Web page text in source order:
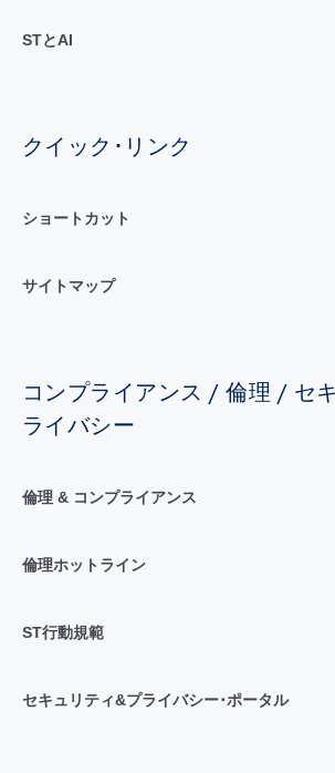
STとAI
クイック･リンク
ショートカット
サイトマップ
コンプライアンス / 倫理 / セ
ライバシー
倫理 & コンプライアンス
倫理ホットライン
ST行動規範
セキュリティ&プライバシー･ポータル